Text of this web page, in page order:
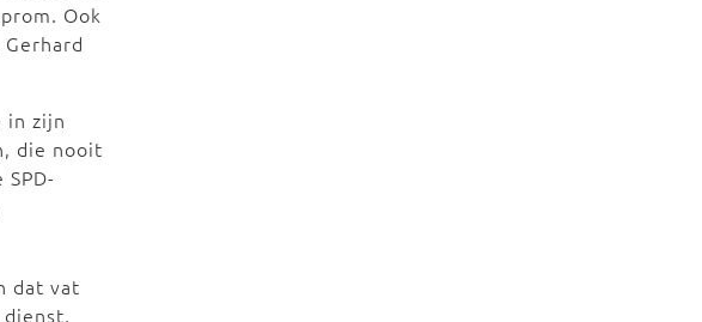
Ook
in zijn
die nooit
SPD-
dat vat